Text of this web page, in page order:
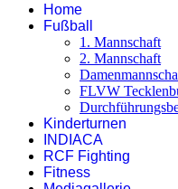
Home
Fußball
1. Mannschaft
2. Mannschaft
FLVW
Kinderturnen
INDIACA
RCF Fighting
Fitness